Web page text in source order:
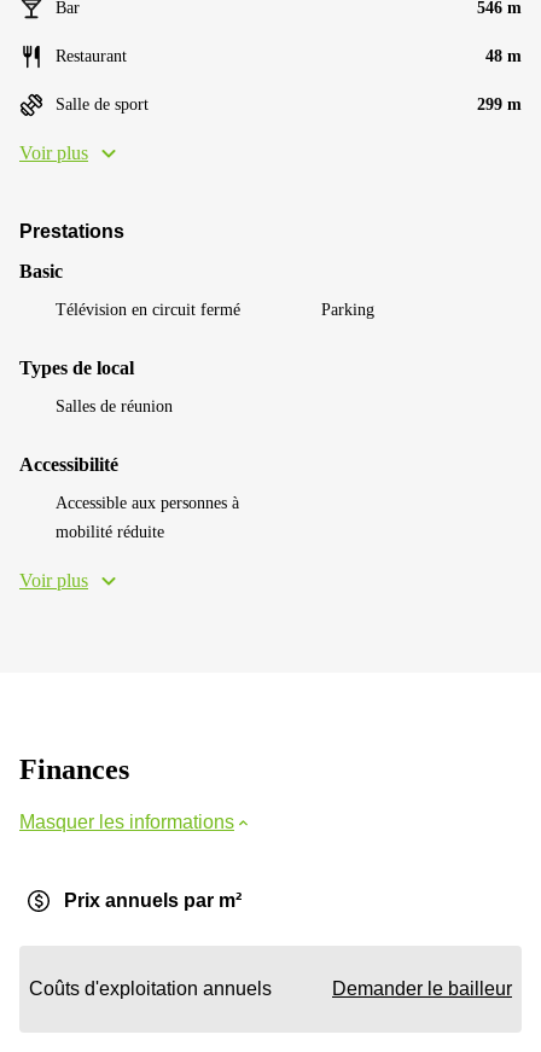
Bar 546 m
Restaurant 48 m
Salle de sport 299 m
Voir plus
Prestations
Basic
Télévision en circuit fermé Parking
Types de local
Salles de réunion
Accessibilité
Accessible aux personnes à
mobilité réduite
Voir plus
Finances
Masquer les informations
Prix annuels par m²
Coûts d'exploitation annuels Demander le bailleur